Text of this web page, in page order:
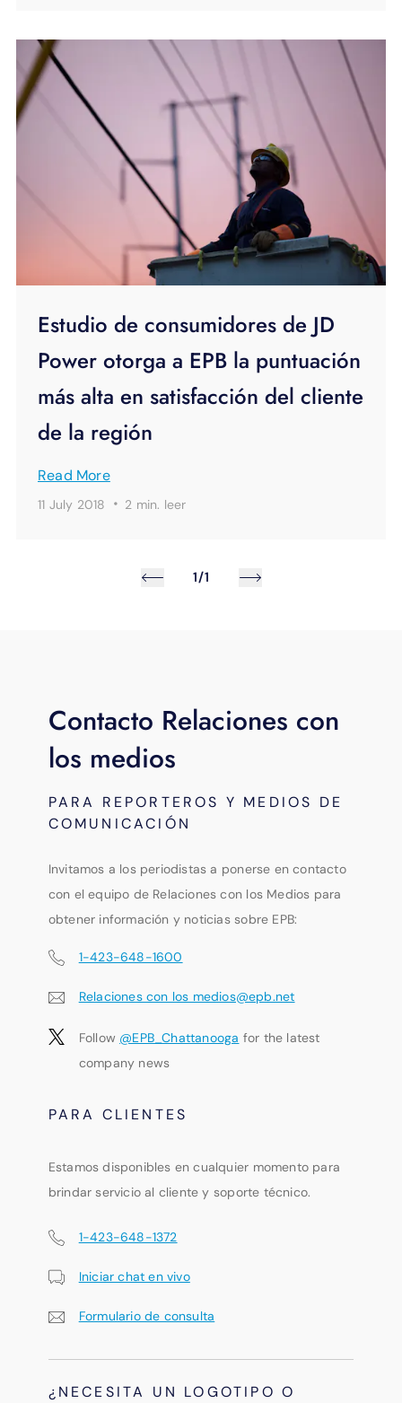
Estudio de consumidores de JD
Power otorga a EPB la puntuación
más alta en satisfacción del cliente
de la región
Read More
11 July 2018 · 2 min. leer
1/1
Contacto Relaciones con
los medios
PARA REPORTEROS Y MEDIOS DE
COMUNICACIÓN
Invitamos a los periodistas a ponerse en contacto
con el equipo de Relaciones con los Medios para
obtener información y noticias sobre EPB:
1-423-648-1600
Relaciones con los medios@epb.net
Follow @EPB_Chattanooga for the latest
company news
PARA CLIENTES
Estamos disponibles en cualquier momento para
brindar servicio al cliente y soporte técnico.
1-423-648-1372
Iniciar chat en vivo
Formulario de consulta
¿NECESITA UN LOGOTIPO O